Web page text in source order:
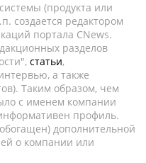
(продукта или
создается редактором
портала CNews.
разделов
статьи,
а также
Таким образом, чем
с именем компании
профиль.
дополнительной
о компании или